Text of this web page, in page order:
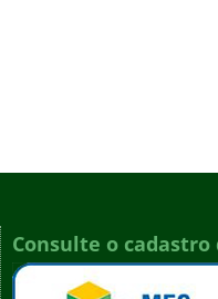
Consulte o cadastro